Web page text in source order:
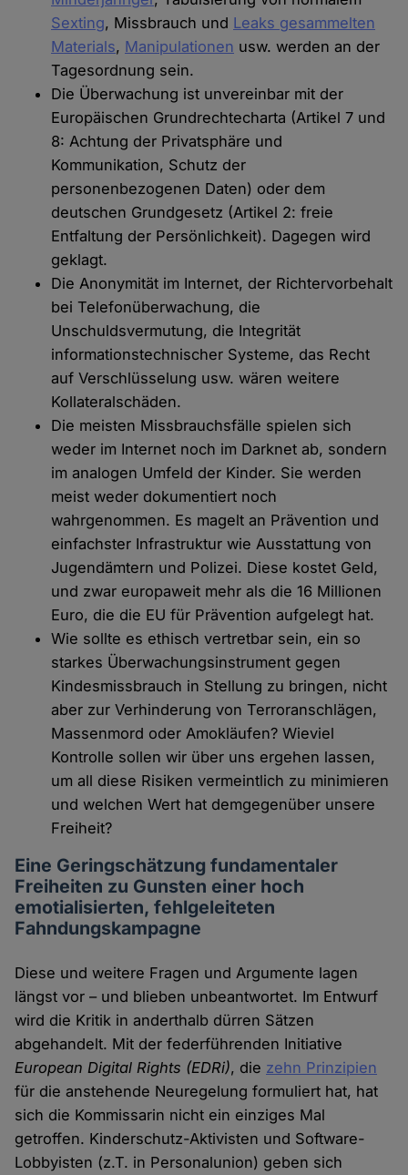
Sexting, Missbrauch und Leaks gesammelten
Materials, Manipulationen usw. werden an der
Tagesordnung sein.
Die Überwachung ist unvereinbar mit der
Europäischen Grundrechtecharta (Artikel 7 und
8: Achtung der Privatsphäre und
Kommunikation, Schutz der
personenbezogenen Daten) oder dem
deutschen Grundgesetz (Artikel 2: freie
Entfaltung der Persönlichkeit). Dagegen wird
geklagt.
Die Anonymität im Internet, der Richtervorbehalt
bei Telefonüberwachung, die
Unschuldsvermutung, die Integrität
informationstechnischer Systeme, das Recht
auf Verschlüsselung usw. wären weitere
Kollateralschäden.
Die meisten Missbrauchsfälle spielen sich
weder im Internet noch im Darknet ab, sondern
im analogen Umfeld der Kinder. Sie werden
meist weder dokumentiert noch
wahrgenommen. Es magelt an Prävention und
einfachster Infrastruktur wie Ausstattung von
Jugendämtern und Polizei. Diese kostet Geld,
und zwar europaweit mehr als die 16 Millionen
Euro, die die EU für Prävention aufgelegt hat.
Wie sollte es ethisch vertretbar sein, ein so
starkes Überwachungsinstrument gegen
Kindesmissbrauch in Stellung zu bringen, nicht
aber zur Verhinderung von Terroranschlägen,
Massenmord oder Amokläufen? Wieviel
Kontrolle sollen wir über uns ergehen lassen,
um all diese Risiken vermeintlich zu minimieren
und welchen Wert hat demgegenüber unsere
Freiheit?
Eine Geringschätzung fundamentaler
Freiheiten zu Gunsten einer hoch
emotialisierten, fehlgeleiteten
Fahndungskampagne
Diese und weitere Fragen und Argumente lagen
längst vor – und blieben unbeantwortet. Im Entwurf
wird die Kritik in anderthalb dürren Sätzen
abgehandelt. Mit der federführenden Initiative
European Digital Rights (EDRi), die zehn Prinzipien
für die anstehende Neuregelung formuliert hat, hat
sich die Kommissarin nicht ein einziges Mal
getroffen. Kinderschutz-Aktivisten und Software-
Lobbyisten (z.T. in Personalunion) geben sich